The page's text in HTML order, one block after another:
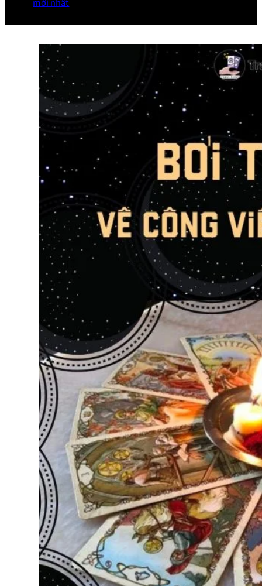
mới nhất